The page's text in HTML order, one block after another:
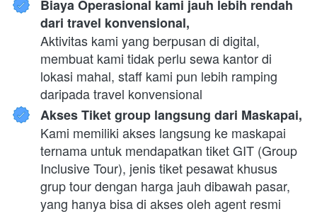
Biaya Operasional kami jauh lebih rendah
dari travel konvensional,
Aktivitas kami yang berpusan di digital,
membuat kami tidak perlu sewa kantor di
lokasi mahal, staff kami pun lebih ramping
daripada travel konvensional
Akses Tiket group langsung dari Maskapai,
Kami memiliki akses langsung ke maskapai
ternama untuk mendapatkan tiket GIT (Group
Inclusive Tour), jenis tiket pesawat khusus
grup tour dengan harga jauh dibawah pasar,
yang hanya bisa di akses oleh agent resmi